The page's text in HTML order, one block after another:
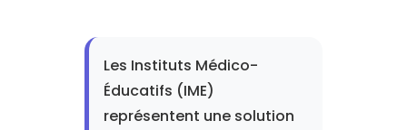
Les Instituts Médico-
Éducatifs (IME)
représentent une solution